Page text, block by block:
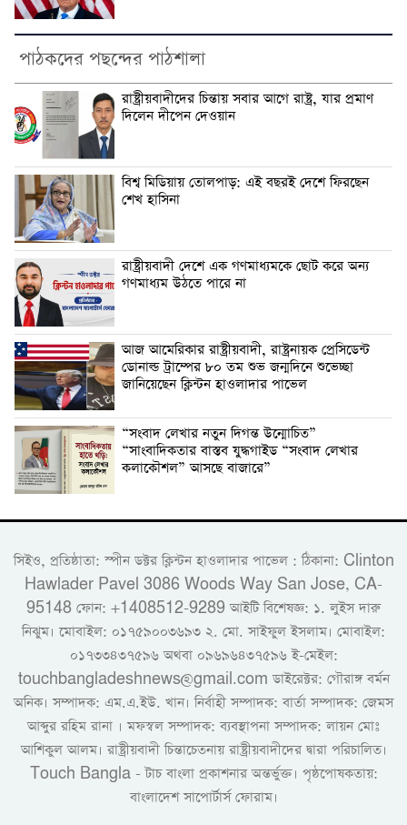
পাঠকদের পছন্দের পাঠশালা
‎রাষ্ট্রীয়বাদীদের চিন্তায় সবার আগে রাষ্ট্র, যার প্রমাণ
দিলেন দীপেন দেওয়ান
বিশ্ব মিডিয়ায় তোলপাড়: এই বছরই দেশে ফিরছেন
শেখ হাসিনা
রাষ্ট্রীয়বাদী দেশে ‎এক গণমাধ্যমকে ছোট করে অন্য
গণমাধ্যম উঠতে পারে না ‎
‎আজ আমেরিকার রাষ্ট্রীয়বাদী, রাষ্ট্রনায়ক প্রেসিডেন্ট
ডোনাল্ড ট্রাম্পের ৮০ তম শুভ জন্মদিনে শুভেচ্ছা
জানিয়েছেন ক্লিন্টন হাওলাদার পাভেল
“সংবাদ লেখার নতুন দিগন্ত উন্মোচিত”
“সাংবাদিকতার বাস্তব যুদ্ধগাইড “সংবাদ লেখার
কলাকৌশল” আসছে বাজারে”
সিইও, প্রতিষ্ঠাতা: স্পীন ডক্টর ক্লিন্টন হাওলাদার পাভেল : ঠিকানা: Clinton
Hawlader Pavel 3086 Woods Way San Jose, CA-
95148 ফোন: +1408512-9289 আইটি বিশেষজ্ঞ: ১. লুইস দারু
নিঝুম। ‎মোবাইল: ০১৭৫৯০০৩৬৯৩ ২. মো. সাইফুল ইসলাম। মোবাইল:
০১৭৩৩৪৩৭৫৯৬ অথবা ০৯৬৯৬৪৩৭৫৯৬ ই-মেইল:
touchbangladeshnews@gmail.com ডাইরেক্টর: গৌরাঙ্গ বর্মন
অনিক। সম্পাদক: এম.এ.ইউ. খান। নির্বাহী সম্পাদক: বার্তা সম্পাদক: জেমস
আব্দুর রহিম রানা । মফস্বল সম্পাদক: ব্যবস্থাপনা সম্পাদক: লায়ন মোঃ
আশিকুল আলম। রাষ্ট্রীয়বাদী চিন্তাচেতনায় রাষ্ট্রীয়বাদীদের দ্বারা পরিচালিত।
Touch Bangla - টাচ বাংলা প্রকাশনার অন্তর্ভুক্ত। পৃষ্ঠপোষকতায়:
বাংলাদেশ সাপোর্টার্স ফোরাম।